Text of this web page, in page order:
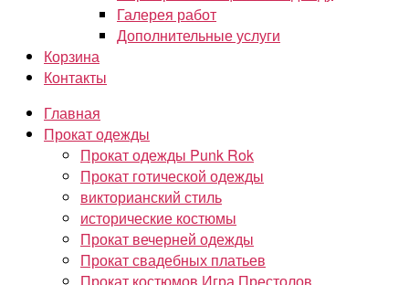
Галерея работ
Дополнительные услуги
Корзина
Контакты
Главная
Прокат одежды
Прокат одежды Punk Rok
Прокат готической одежды
викторианский стиль
исторические костюмы
Прокат вечерней одежды
Прокат свадебных платьев
Прокат костюмов Игра Престолов